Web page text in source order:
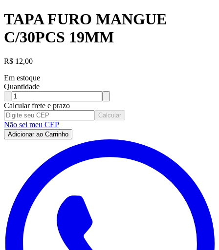
TAPA FURO MANGUE
C/30PCS 19MM
R$ 12,00
Em estoque
Quantidade
Calcular frete e prazo
Calcular
Não sei meu CEP
Adicionar ao Carrinho